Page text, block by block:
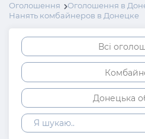
Оголошення
Оголошення в
Нанять комбайнеров в Донецке
Всі
Донецька